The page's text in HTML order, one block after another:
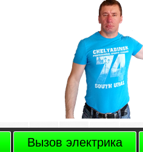
Вызов электрика